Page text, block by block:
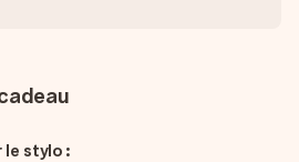
le stylo :